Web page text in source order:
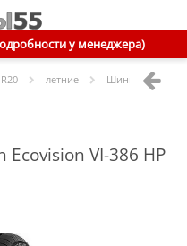
у менеджера)
летние Шины Ovation
VI-386 HP